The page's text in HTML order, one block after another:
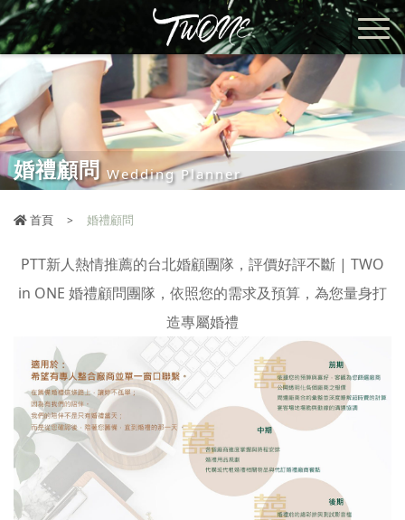
婚禮顧問 Wedding Planner
首頁 婚禮顧問
PTT新人熱情推薦的台北婚顧團隊，評價好評不斷 | TWO
in ONE 婚禮顧問團隊，依照您的需求及預算，為您量身打
造專屬婚禮